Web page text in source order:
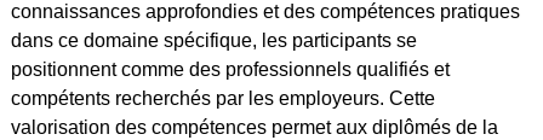
connaissances approfondies et des compétences pratiques
dans ce domaine spécifique, les participants se
positionnent comme des professionnels qualifiés et
compétents recherchés par les employeurs. Cette
valorisation des compétences permet aux diplômés de la